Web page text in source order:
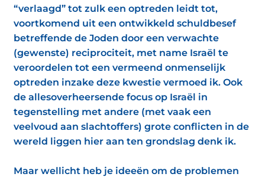
“verlaagd” tot zulk een optreden leidt tot,
voortkomend uit een ontwikkeld schuldbesef
betreffende de Joden door een verwachte
(gewenste) reciprociteit, met name Israël te
veroordelen tot een vermeend onmenselijk
optreden inzake deze kwestie vermoed ik. Ook
de allesoverheersende focus op Israël in
tegenstelling met andere (met vaak een
veelvoud aan slachtoffers) grote conflicten in de
wereld liggen hier aan ten grondslag denk ik.
Maar wellicht heb je ideeën om de problemen